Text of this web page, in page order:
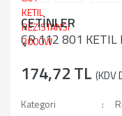
ÇETİNLER
ÇR 112 801
174,72 TL (KDV
Kategori